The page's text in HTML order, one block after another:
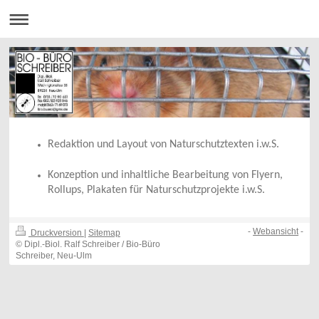
Redaktion und Layout von Naturschutztexten i.w.S.
Konzeption und inhaltliche Bearbeitung von Flyern,
Rollups, Plakaten für Naturschutzprojekte i.w.S.
Druckversion
Sitemap
© Dipl.-Biol. Ralf Schreiber / Bio-Büro
Schreiber, Neu-Ulm
-Webansicht-